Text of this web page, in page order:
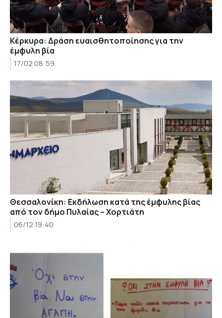
Κέρκυρα: Δράση ευαισθητοποίησης για την
έμφυλη βία
17/02 08:59
Θεσσαλονίκη: Εκδήλωση κατά της έμφυλης βίας
από τον δήμο Πυλαίας – Χορτιάτη
06/12 19:40